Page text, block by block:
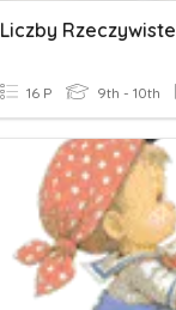
Liczby Rzeczywiste
16 P 9th - 10th